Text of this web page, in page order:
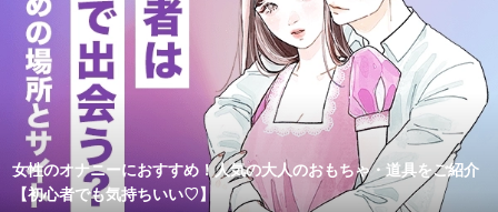
女性のオナニーにおすすめ！人気の大人のおもちゃ・道具をご紹介
【初心者でも気持ちいい♡】